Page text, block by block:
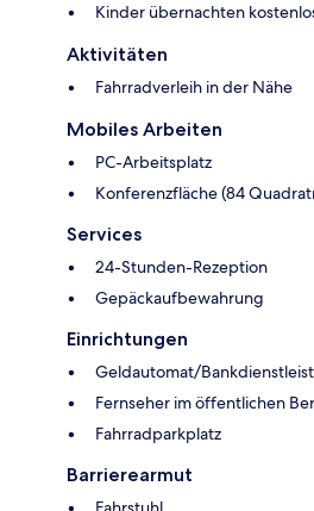
Kinder übernachten
Aktivitäten
Fahrradverleih in der Nähe
Mobiles Arbeiten
PC-Arbeitsplatz
Konferenzfläche (84
Services
24-Stunden-Rezeption
Gepäckaufbewahrung
Einrichtungen
Geldautomat/
Fernseher im öffentlichen
Fahrradparkplatz
Barrierearmut